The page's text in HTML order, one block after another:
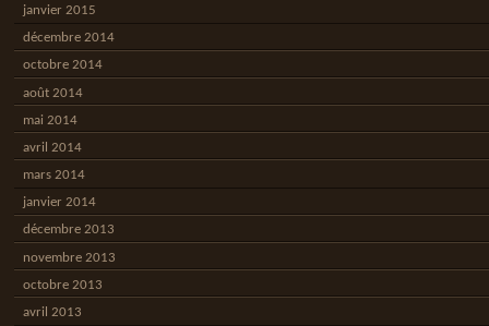
janvier 2015
décembre 2014
octobre 2014
août 2014
mai 2014
avril 2014
mars 2014
janvier 2014
décembre 2013
novembre 2013
octobre 2013
avril 2013